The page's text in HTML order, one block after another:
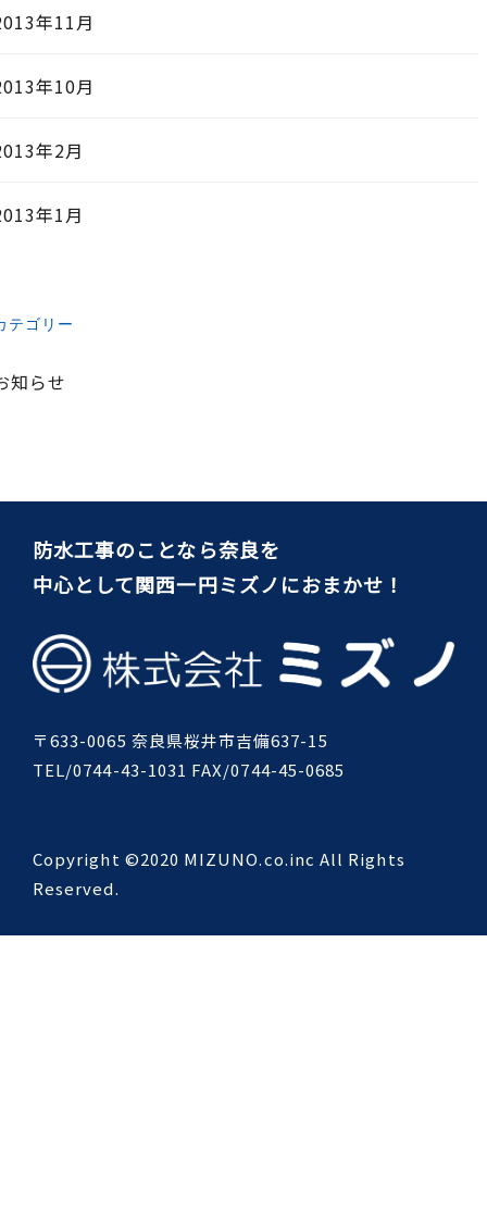
年11月
年10月
年2月
年1月
テゴリー
知らせ
防水工事のことなら奈良を
中心として関西一円ミズノにおまかせ！
〒633-0065 奈良県桜井市吉備637-15
TEL/0744-43-1031 FAX/0744-45-0685
Copyright ©2020 MIZUNO.co.inc All Rights
Reserved.